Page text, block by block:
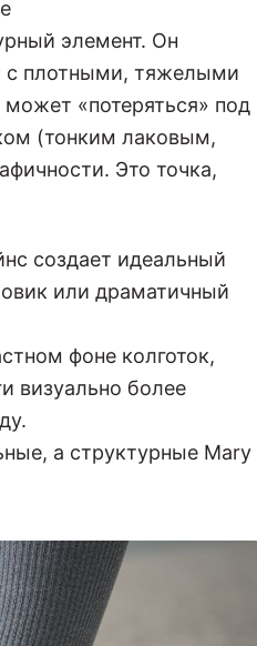
с плотными, тяжелыми
«потеряться» под
(тонким лаковым,
Это точка,
создает идеальный
фоне колготок,
более
а структурные Mary